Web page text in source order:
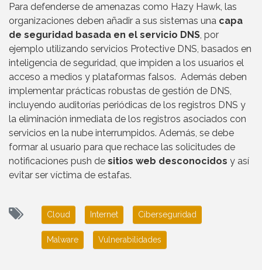
Para defenderse de amenazas como Hazy Hawk, las
organizaciones deben añadir a sus sistemas una capa
de seguridad basada en el servicio DNS , por
ejemplo utilizando servicios Protective DNS, basados en
inteligencia de seguridad, que impiden a los usuarios el
acceso a medios y plataformas falsos. Además deben
implementar prácticas robustas de gestión de DNS,
incluyendo auditorías periódicas de los registros DNS y
la eliminación inmediata de los registros asociados con
servicios en la nube interrumpidos. Además, se debe
formar al usuario para que rechace las solicitudes de
notificaciones push de sitios web desconocidos y así
evitar ser víctima de estafas.
Cloud Internet Ciberseguridad
Malware Vulnerabilidades